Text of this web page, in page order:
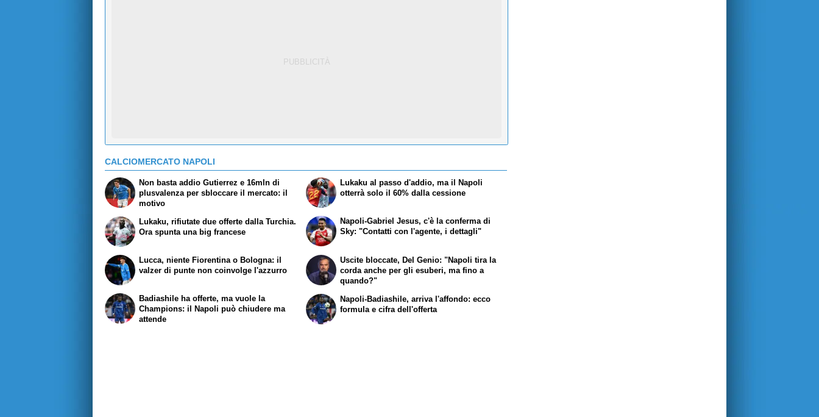
CALCIOMERCATO NAPOLI
Non basta addio Gutierrez e 16mln di
plusvalenza per sbloccare il mercato: il
motivo
Lukaku, rifiutate due offerte dalla Turchia.
Ora spunta una big francese
Lukaku al passo d'addio, ma il Napoli
otterrà solo il 60% dalla cessione
Napoli-Gabriel Jesus, c'è la conferma di
Sky: "Contatti con l'agente, i dettagli"
Lucca, niente Fiorentina o Bologna: il
valzer di punte non coinvolge l'azzurro
Badiashile ha offerte, ma vuole la
Champions: il Napoli può chiudere ma
attende
Uscite bloccate, Del Genio: "Napoli tira la
corda anche per gli esuberi, ma fino a
quando?"
Napoli-Badiashile, arriva l'affondo: ecco
formula e cifra dell'offerta